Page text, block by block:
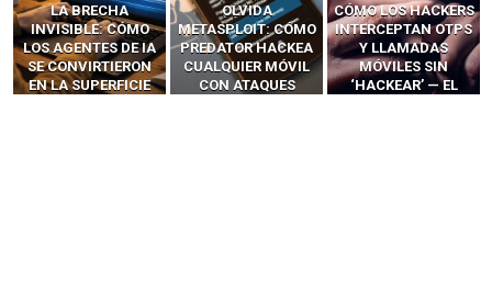
LA BRECHA
INVISIBLE: CÓMO
LOS AGENTES DE IA
SE CONVIRTIERON
EN LA SUPERFICIE
OLVIDA
METASPLOIT: CÓMO
PREDATOR HACKEA
CUALQUIER MÓVIL
CON ATAQUES
CÓMO LOS HACKERS
INTERCEPTAN OTPS
Y LLAMADAS
MÓVILES SIN
‘HACKEAR’ — EL